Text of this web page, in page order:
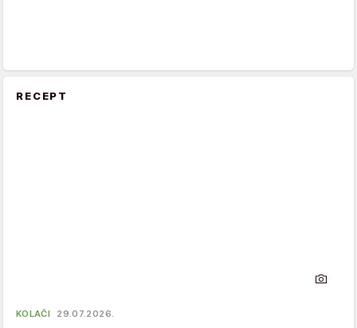
RECEPT
KOLAČI 29.07.2026.